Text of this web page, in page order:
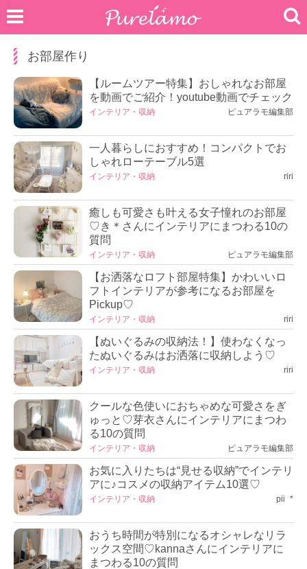
お部屋作り
【ルームツアー特集】おしゃれなお部屋
を動画でご紹介！youtube動画でチェック
インテリア・収納 ピュアラモ編集部
一人暮らしにおすすめ！コンパクトでお
しゃれローテーブル5選
インテリア・収納 riri
癒しも可愛さも叶える女子憧れのお部屋
♡き＊さんにインテリアにまつわる10の
質問
インテリア・収納 ピュアラモ編集部
【お洒落なロフト部屋特集】かわいいロ
フトインテリアが参考になるお部屋を
Pickup♡
インテリア・収納 riri
【ぬいぐるみの収納法！】使わなくなっ
たぬいぐるみはお洒落に収納しよう♡
インテリア・収納 riri
クールな色使いにおちゃめな可愛さをぎ
ゅっと♡芽衣さんにインテリアにまつわ
る10の質問
インテリア・収納 ピュアラモ編集部
お気に入りたちは“見せる収納”でインテリ
アに♪コスメの収納アイテム10選♡
インテリア・収納 pii_*
おうち時間が特別になるオシャレなリラ
ックス空間♡kannaさんにインテリアに
まつわる10の質問